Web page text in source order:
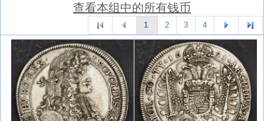
查看本组中的所有钱币
1 2 3 4